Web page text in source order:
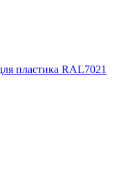
пластика RAL7021